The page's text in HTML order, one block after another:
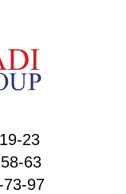
23
63
73-97